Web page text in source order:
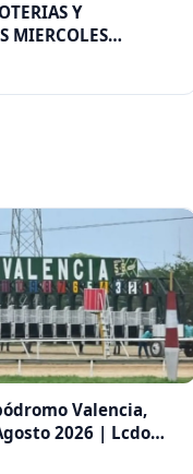
Y
MIERCOLES
JOSE
Valencia,
2026 | Lcdo
|